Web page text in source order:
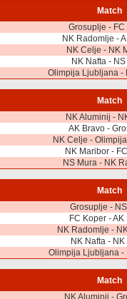
Match
Grosuplje - FC
NK Radomlje -
NK Celje - NK
NK Nafta -
Olimpija Ljubljana -
Match
NK Aluminij -
AK Bravo -
NK Celje -
NK Maribor -
NS Mura - NK
Match
Grosuplje -
FC Koper - AK
NK Radomlje -
NK Nafta -
Olimpija Ljubljana -
Match
NK Aluminij -